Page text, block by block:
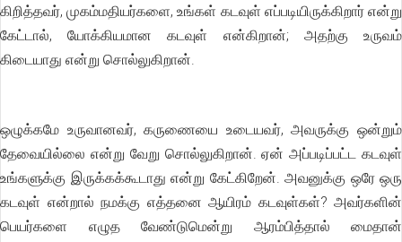
கிறித்தவர், முகம்மதியர்களை, உங்கள் கடவுள் எப்படியிருக்கிறார் என்று
கேட்டால், யோக்கியமான கடவுள் என்கிறான்; அதற்கு உருவம்
கிடையாது என்று சொல்லுகிறான்.
ஒழுக்கமே உருவானவர், கருணையை உடையவர், அவருக்கு ஒன்றும்
தேவையில்லை என்று வேறு சொல்லுகிறான். ஏன் அப்படிப்பட்ட கடவுள்
உங்களுக்கு இருக்கக்கூடாது என்று கேட்கிறேன். அவனுக்கு ஒரே ஒரு
கடவுள் என்றால் நமக்கு எத்தனை ஆயிரம் கடவுள்கள்? அவர்களின்
பெயர்களை எழுத வேண்டுமென்று ஆரம்பித்தால் மைதான்